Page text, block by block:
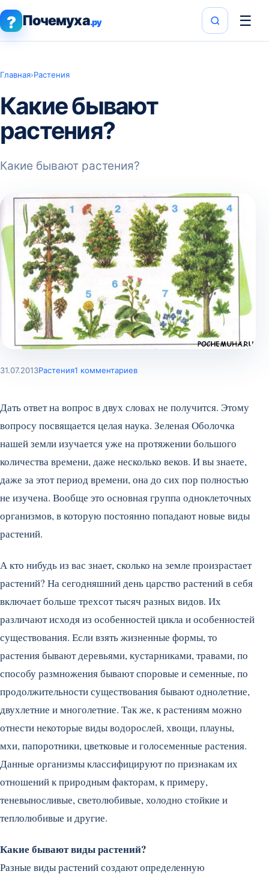
? Почемуха.ру ☰
Главная›Растения
Какие бывают
растения?
Какие бывают растения?
31.07.2013Растения1 комментариев
Дать ответ на вопрос в двух словах не получится. Этому
вопросу посвящается целая наука. Зеленая Оболочка
нашей земли изучается уже на протяжении большого
количества времени, даже несколько веков. И вы знаете,
даже за этот период времени, она до сих пор полностью
не изучена. Вообще это основная группа одноклеточных
организмов, в которую постоянно попадают новые виды
растений.
А кто нибудь из вас знает, сколько на земле произрастает
растений? На сегодняшний день царство растений в себя
включает больше трехсот тысяч разных видов. Их
различают исходя из особенностей цикла и особенностей
существования. Если взять жизненные формы, то
растения бывают деревьями, кустарниками, травами, по
способу размножения бывают споровые и семенные, по
продолжительности существования бывают однолетние,
двухлетние и многолетние. Так же, к растениям можно
отнести некоторые виды водорослей, хвощи, плауны,
мхи, папоротники, цветковые и голосеменные растения.
Данные организмы классифицируют по признакам их
отношений к природным факторам, к примеру,
теневыносливые, светолюбивые, холодно стойкие и
теплолюбивые и другие.
Какие бывают виды растений?
Разные виды растений создают определенную